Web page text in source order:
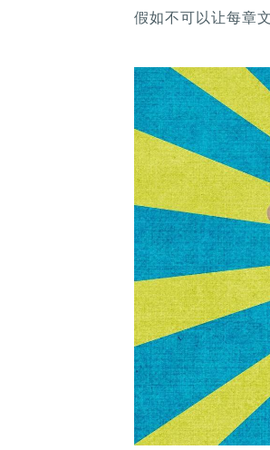
假如不可以让每章